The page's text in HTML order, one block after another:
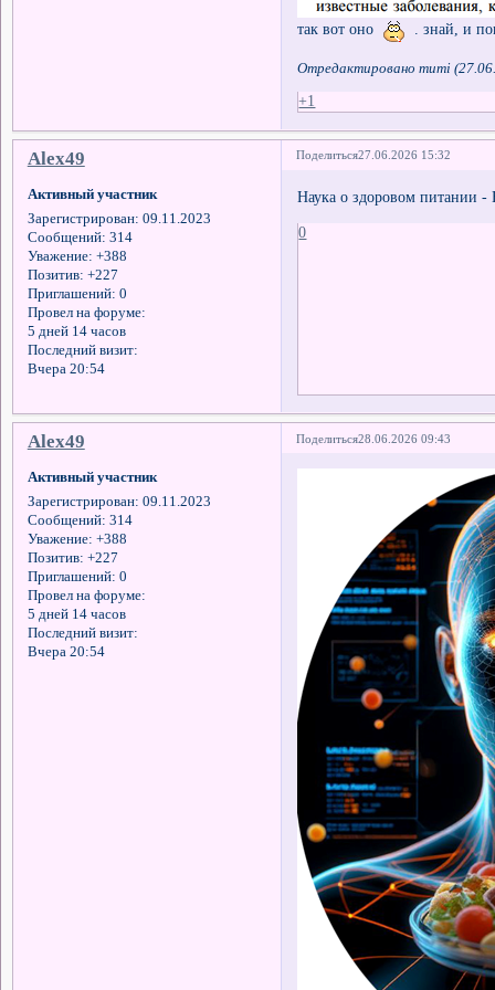
так вот оно . знай, и
Отредактировано mumi
+1
Поделиться27.06.2026 15:32
Alex49
Активный участник
Зарегистрирован: 09.11.2023
Сообщений: 314
Уважение: +388
Позитив: +227
Приглашений: 0
Провел на форуме:
5 дней 14 часов
Последний визит:
Вчера 20:54
Наука о здоровом питании
0
Поделиться28.06.2026 09:43
Alex49
Активный участник
Зарегистрирован: 09.11.2023
Сообщений: 314
Уважение: +388
Позитив: +227
Приглашений: 0
Провел на форуме:
5 дней 14 часов
Последний визит:
Вчера 20:54